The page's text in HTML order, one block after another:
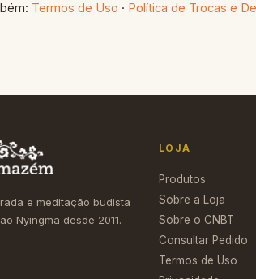
Termos de Uso · Política de Trocas e
e meditação budista
Nyingma desde 2011.
LOJA
Produtos
Sobre a Loja
Sobre o CNBT
Consultar Pedido
Termos de Uso